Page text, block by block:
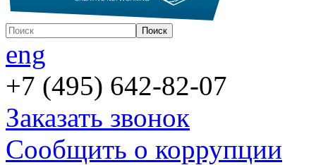
eng
+7 (495) 642-82-07
Заказать звонок
Сообщить о коррупции